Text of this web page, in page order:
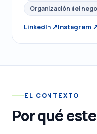
Organización del
LinkedIn ↗Instagram ↗
EL CONTEXTO
Por qué